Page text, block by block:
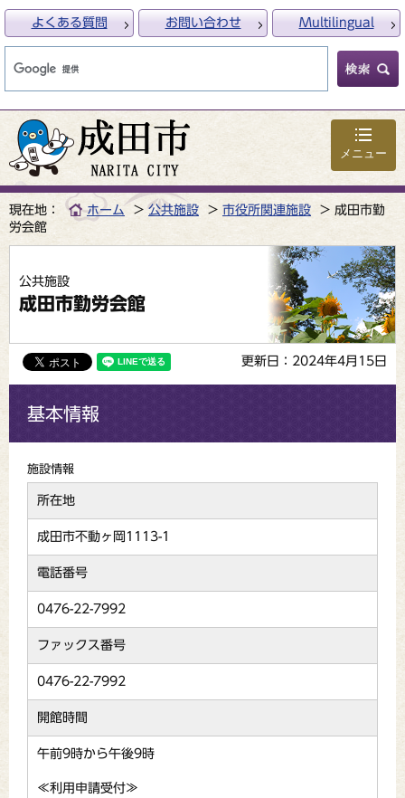
メニュー
よくある質問 お問い合わせ Multilingual
現在地： ホーム 公共施設 市役所関連施設
成田市勤
労会館
公共施設
成田市勤労会館
更新日：2024年4月15日
基本情報
施設情報
所在地
成田市不動ヶ岡1113-1
電話番号
0476-22-7992
ファックス番号
0476-22-7992
開館時間
午前9時から午後9時
≪利用申請受付≫